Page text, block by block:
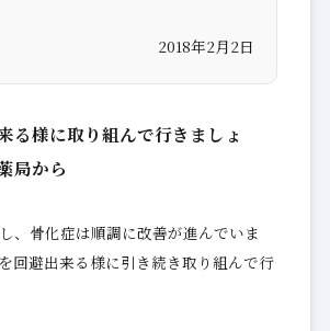
2018年2月2日
る様に取り組んで行きましょ
局から
、骨化症は順調に改善が進んでいま
回避出来る様に引き続き取り組んで行